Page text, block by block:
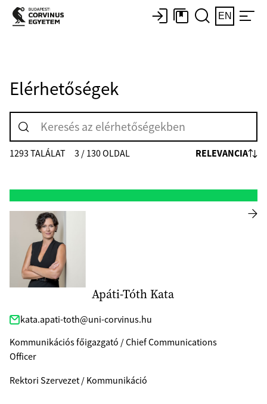
EN
Elérhetőségek
1293 TALÁLAT 3 / 130 OLDAL RELEVANCIA
Apáti-Tóth Kata
kata.apati-toth@uni-corvinus.hu
Kommunikációs főigazgató / Chief Communications
Officer
Rektori Szervezet / Kommunikáció